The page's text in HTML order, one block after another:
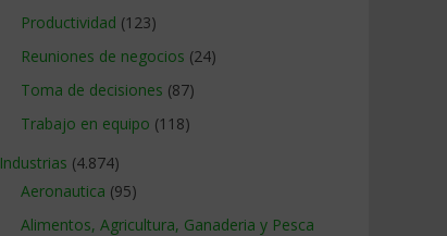
Productividad (123)
Reuniones de negocios (24)
Toma de decisiones (87)
Trabajo en equipo (118)
Industrias (4.874)
Aeronautica (95)
Alimentos, Agricultura, Ganaderia y Pesca